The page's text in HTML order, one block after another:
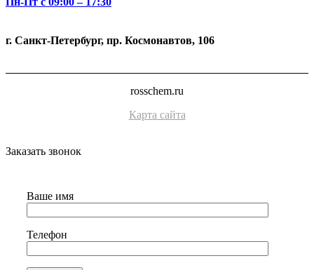
г. Санкт-Петербург, пр. Космонавтов, 106
rosschem.ru
Карта сайта
Заказать звонок
Ваше имя
Телефон